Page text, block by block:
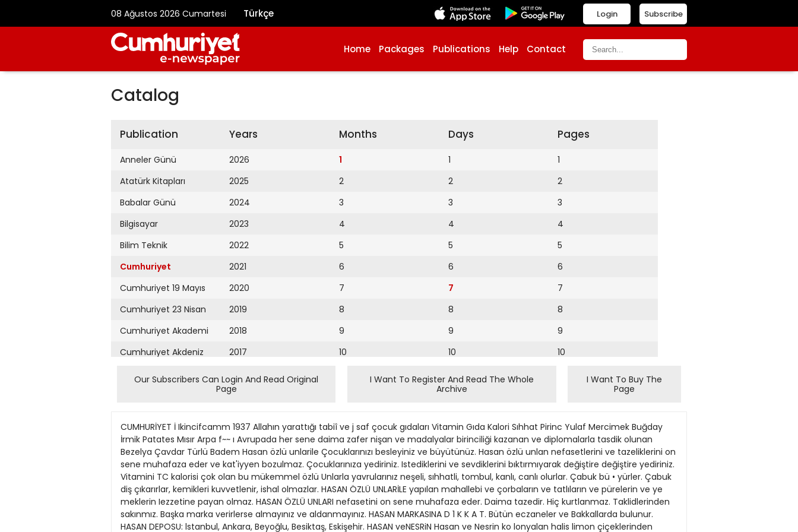
08 Ağustos 2026 Cumartesi Türkçe Subscribe
Login
Home Packages Publications Help Contact
Catalog
Publication
Anneler Günü
Atatürk Kitapları
Babalar Günü
Bilgisayar
Bilim Teknik
Cumhuriyet
Cumhuriyet 19 Mayıs
Cumhuriyet 23 Nisan
Cumhuriyet Akademi
Cumhuriyet Akdeniz
Cumhuriyet Alışveriş
Cumhuriyet Ankara
Cumhuriyet Büyük
Taaruz
Cumhuriyet
Cumartesi
Cumhuriyet Çevre
Years
2026
2025
2024
2023
2022
2021
2020
2019
2018
2017
2016
2015
2013
2012
2011
2010
2009
Months
1
2
3
4
5
6
7
8
9
10
Days
1
2
3
4
5
6
7
8
9
10
11
12
14
16
17
18
Pages
1
2
3
4
5
6
7
8
9
10
Our Subscribers Can Login And Read Original
Page
I Want To Register And Read The Whole
Archive
I Want To Buy The
Page
CUMHURİYET İ Ikincifcamm 1937 Allahın yarattığı tabiî ve j saf çocuk gıdaları Vitamin Gıda Kalori Sıhhat Pirinc Yulaf Mercimek Buğday
İrmik Patates Mısır Arpa f~~ ı Avrupada her sene daima zafer nişan ve madalyalar birinciliği kazanan ve diplomalarla tasdik olunan
Bezelya Çavdar Türlü Badem Hasan özlü unlarile Çocuklarınızı besleyiniz ve büyütünüz. Hasan özlü unlan nefasetlerini ve tazeliklerini on
sene muhafaza eder ve kat'iyyen bozulmaz. Çocuklarınıza yediriniz. Istediklerini ve sevdiklerini bıktırmıyarak değiştire değiştire yediriniz.
Vitamini TC kalorisi çok olan bu mükemmel özlü Unlarla yavrularınız neşeli, sıhhatli, tombul, kanlı, canlı olurlar. Çabuk bü • yürler. Çabuk
diş çıkarırlar, kemikleri kuvvetlenir, ishal olmazlar. HASAN ÖZLÜ UNLARİLE yapılan mahallebi ve çorbaların ve tatlıların ve pürelerin ve ye
meklerin Iezzetine payan olmaz. HASAN ÖZLÜ UNLARI nefasetini on sene muhafaza eder. Daima tazedir. Hiç kurtlanmaz. Taklidlerinden
sakınmız. Başka marka verirlerse almayınız ve aldanmayınız. HASAN MARKASINA D 1 K K A T. Bütün eczaneler ve Bakkallarda bulunur.
HASAN DEPOSU: lstanbul, Ankara, Beyoğlu, Besiktaş, Eskişehir. HASAN veNESRiN Hasan ve Nesrin ko lonyalan halis limon çiçeklerinden